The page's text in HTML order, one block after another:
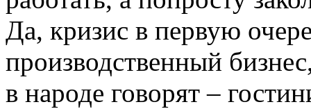
Да, кризис в первую
производственный
в народе говорят –